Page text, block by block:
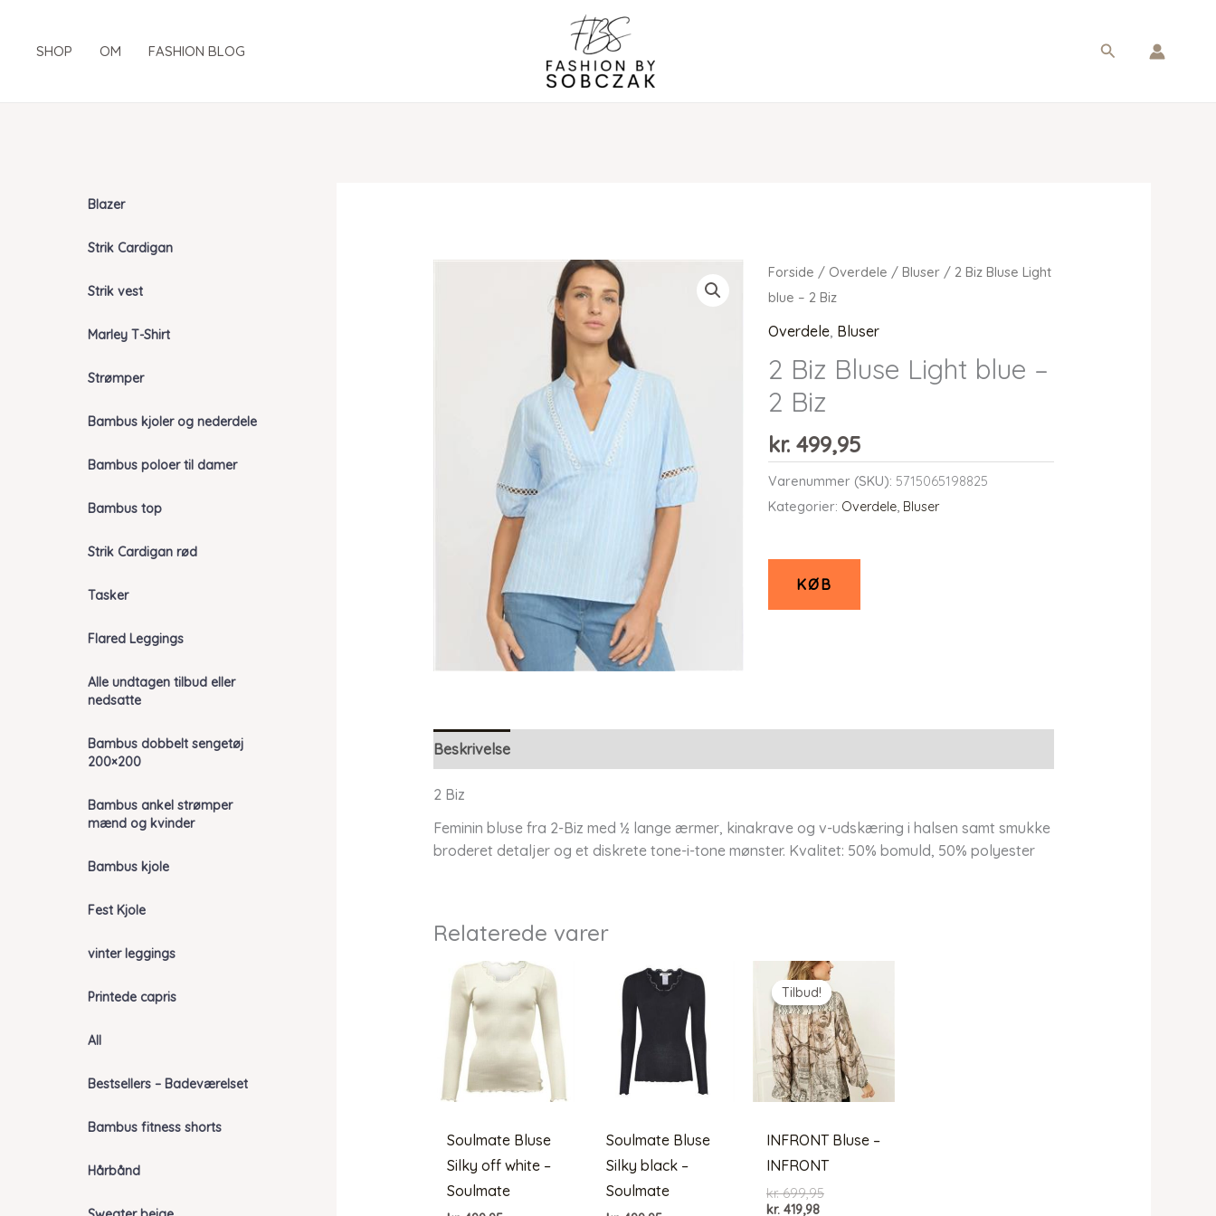
SHOP OM FASHION BLOG Søg
Blazer
Strik Cardigan
Strik vest
Marley T-Shirt
Strømper
Bambus kjoler og nederdele
Bambus poloer til damer
Bambus top
Strik Cardigan rød
Tasker
Flared Leggings
Alle undtagen tilbud eller
nedsatte
Bambus dobbelt sengetøj
200×200
Bambus ankel strømper
mænd og kvinder
Bambus kjole
Fest Kjole
vinter leggings
Printede capris
All
Bestsellers – Badeværelset
Bambus fitness shorts
Hårbånd
Forside / Overdele /Bluser / 2 Biz Bluse Light
blue – 2 Biz
Overdele, Bluser
2 Biz Bluse Light blue –
2 Biz
kr. 499,95
Varenummer (SKU): 5715065198825
Kategorier: Overdele, Bluser
KØB
Beskrivelse
2 Biz
Feminin bluse fra 2-Biz med ½ lange ærmer, kinakrave og v-udskæring i halsen samt smukke
broderet detaljer og et diskrete tone-i-tone mønster. Kvalitet: 50% bomuld, 50% polyester
Relaterede varer
Soulmate Bluse
Silky off white –
Soulmate
Soulmate Bluse
Silky black –
Soulmate
Tilbud!
Tilbud!
INFRONT Bluse –
INFRONT
kr.699,95Den
kr. 419,98Den